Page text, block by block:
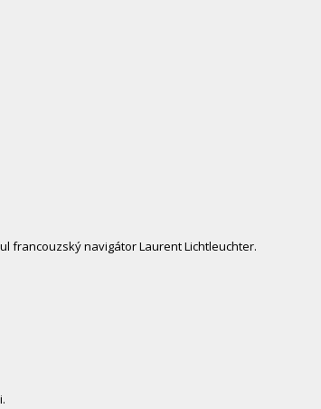
francouzský navigátor Laurent Lichtleuchter.